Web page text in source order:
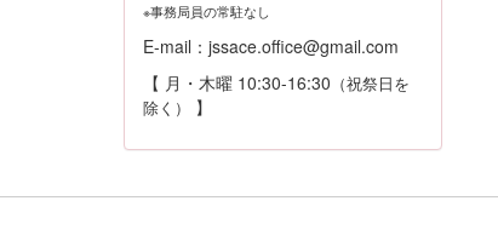
※事務局員の常駐なし
E-mail：jssace.office@gmail.com
【 月・木曜 10:30-16:30 （祝祭日を
除く）
】